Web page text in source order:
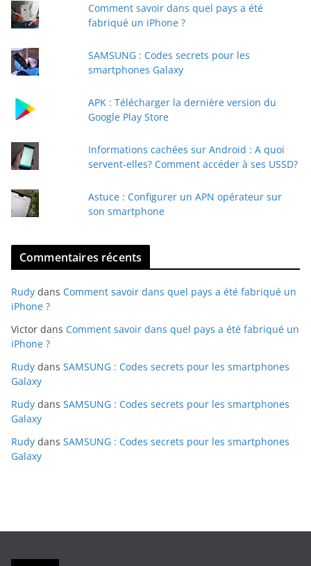
r
e
e
-
a
Comment savoir dans quel pays a été
fabriqué un iPhone ?
SAMSUNG : Codes secrets pour les
smartphones Galaxy
APK : Télécharger la dernière version du
Google Play Store
Informations cachées sur Android : A quoi
servent-elles? Comment accéder à ses USSD?
Astuce : Configurer un APN opérateur sur
son smartphone
Commentaires récents
Rudy dans Comment savoir dans quel pays a été fabriqué un
iPhone ?
Victor dans Comment savoir dans quel pays a été fabriqué un
iPhone ?
Rudy dans SAMSUNG : Codes secrets pour les smartphones
Galaxy
Rudy dans SAMSUNG : Codes secrets pour les smartphones
Galaxy
Rudy dans SAMSUNG : Codes secrets pour les smartphones
Galaxy